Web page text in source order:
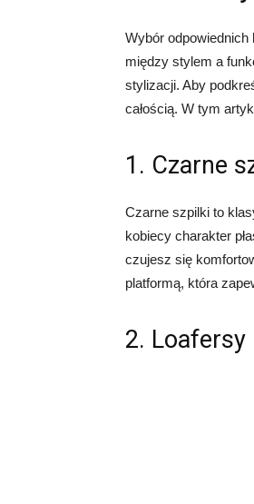
Wybór
między stylem a
stylizacji. Aby
całością. W tym
1. Czarne
Czarne szpilki to
kobiecy charakter
czujesz się
platformą, która
2. Loafersy